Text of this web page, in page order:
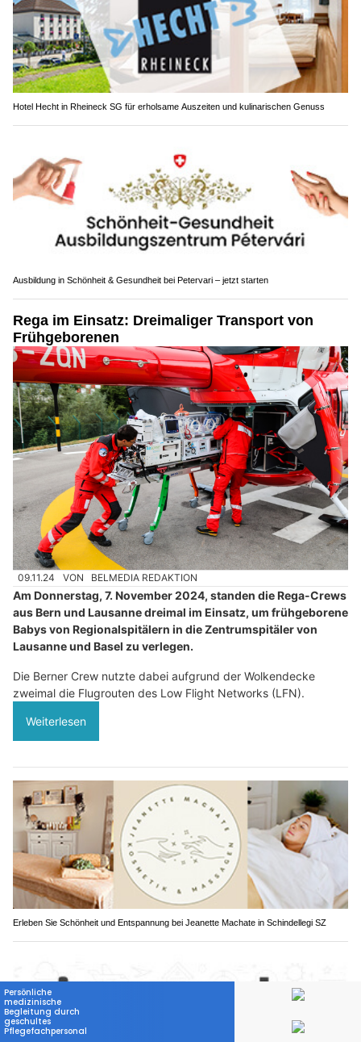
Hotel Hecht in Rheineck SG für erholsame Auszeiten und kulinarischen Genuss
Ausbildung in Schönheit & Gesundheit bei Petervari – jetzt starten
Rega im Einsatz: Dreimaliger Transport von
Frühgeborenen
09.11.24 VON BELMEDIA REDAKTION
Am Donnerstag, 7. November 2024, standen die Rega-Crews
aus Bern und Lausanne dreimal im Einsatz, um frühgeborene
Babys von Regionalspitälern in die Zentrumspitäler von
Lausanne und Basel zu verlegen.
Die Berner Crew nutzte dabei aufgrund der Wolkendecke
zweimal die Flugrouten des Low Flight Networks (LFN).
Weiterlesen
Erleben Sie Schönheit und Entspannung bei Jeanette Machate in Schindellegi SZ